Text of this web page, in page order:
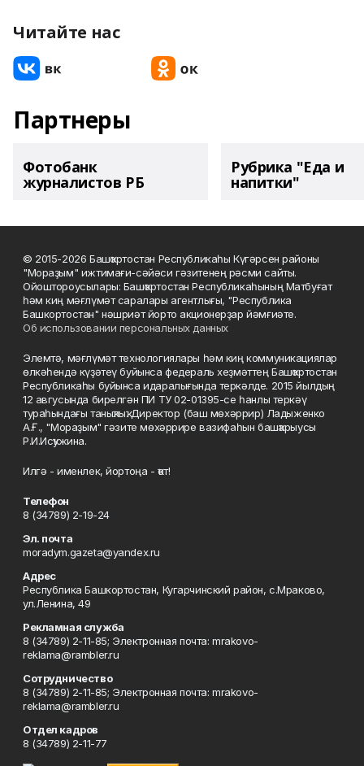
Читайте нас
Партнеры
Фотобанк
журналистов РБ
Рубрика "Еда и
напитки"
© 2015-2026 Башҡортостан Республикаһы Күгәрсен районы
"Мораҙым" ижтимағи-сәйәси гәзитенең рәсми сайты.
Ойоштороусылары: Башҡортостан Республикаһының Матбуғат
һәм киң мәғлүмәт саралары агентлығы, "Республика
Башкортостан" нәшриәт йорто акционерҙар йәмғиәте.
Об использовании персональных данных
Элемтә, мәғлүмәт технологиялары һәм киң коммуникациялар
өлкәһендә күҙәтеү буйынса федераль хеҙмәттең Башҡортостан
Республикаһы буйынса идаралығында теркәлде. 2015 йылдың
12 авгусында бирелгән ПИ ТУ 02-01395-се һанлы теркәү
тураһындағы таныҡлыҡ. Директор (баш мөхәррир) Ладыженко
А.Ғ., "Мораҙым" гәзите мөхәррире вазифаһын башҡарыусы
Р.И.Исҡужина.
Илгә - именлек, йортоңа - ҡот!
Телефон
8 (34789) 2-19-24
Эл. почта
moradym.gazeta@yandex.ru
Адрес
Республика Башкортостан, Кугарчинский район, с.Мраково,
ул.Ленина, 49
Рекламная служба
8 (34789) 2-11-85; Электронная почта: mrakovo-
reklama@rambler.ru
Сотрудничество
8 (34789) 2-11-85; Электронная почта: mrakovo-
reklama@rambler.ru
Отдел кадров
8 (34789) 2-11-77